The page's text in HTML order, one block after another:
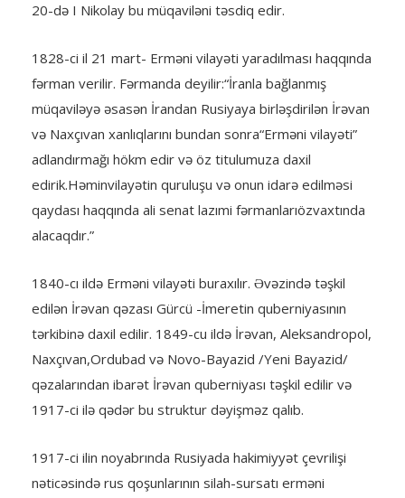
20-də I Nikolay bu müqaviləni təsdiq edir.
1828-ci il 21 mart- Erməni vilayəti yaradılması haqqında
fərman verilir. Fərmanda deyilir:“İranla bağlanmış
müqaviləyə əsasən İrandan Rusiyaya birləşdirilən İrəvan
və Naxçıvan xanlıqlarını bundan sonra“Erməni vilayəti”
adlandırmağı hökm edir və öz titulumuza daxil
edirik.Həminvilayətin quruluşu və onun idarə edilməsi
qaydası haqqında ali senat lazımi fərmanlarıözvaxtında
alacaqdır.”
1840-cı ildə Erməni vilayəti buraxılır. Əvəzində təşkil
edilən İrəvan qəzası Gürcü -İmeretin quberniyasının
tərkibinə daxil edilir. 1849-cu ildə İrəvan, Aleksandropol,
Naxçıvan,Ordubad və Novo-Bayazid /Yeni Bayazid/
qəzalarından ibarət İrəvan quberniyası təşkil edilir və
1917-ci ilə qədər bu struktur dəyişməz qalıb.
1917-ci ilin noyabrında Rusiyada hakimiyyət çevrilişi
nəticəsində rus qoşunlarının silah-sursatı erməni